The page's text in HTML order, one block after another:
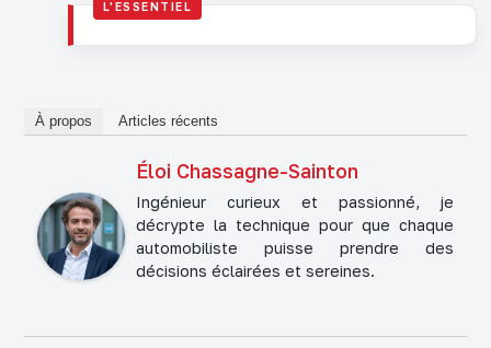
À propos Articles récents
Éloi Chassagne-Sainton
Ingénieur curieux et passionné, je
décrypte la technique pour que chaque
automobiliste puisse prendre des
décisions éclairées et sereines.